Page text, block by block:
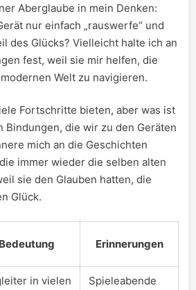
Aberglaube in mein Denken:
nur einfach „rauswerfe“ und‍
des Glücks? Vielleicht halte ich an
fest, weil sie mir helfen, die
Welt zu navigieren.
Fortschritte bieten, aber ⁣was ist
Bindungen, die wir zu den Geräten
mich an die Geschichten
immer⁣ wieder die selben ‌alten
sie den ​Glauben ⁤hatten, die
Glück.
Bedeutung Erinnerungen
in vielen
Spieleabende